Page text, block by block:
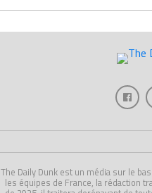
The Daily Dunk est un média sur le
les équipes de France, la rédaction